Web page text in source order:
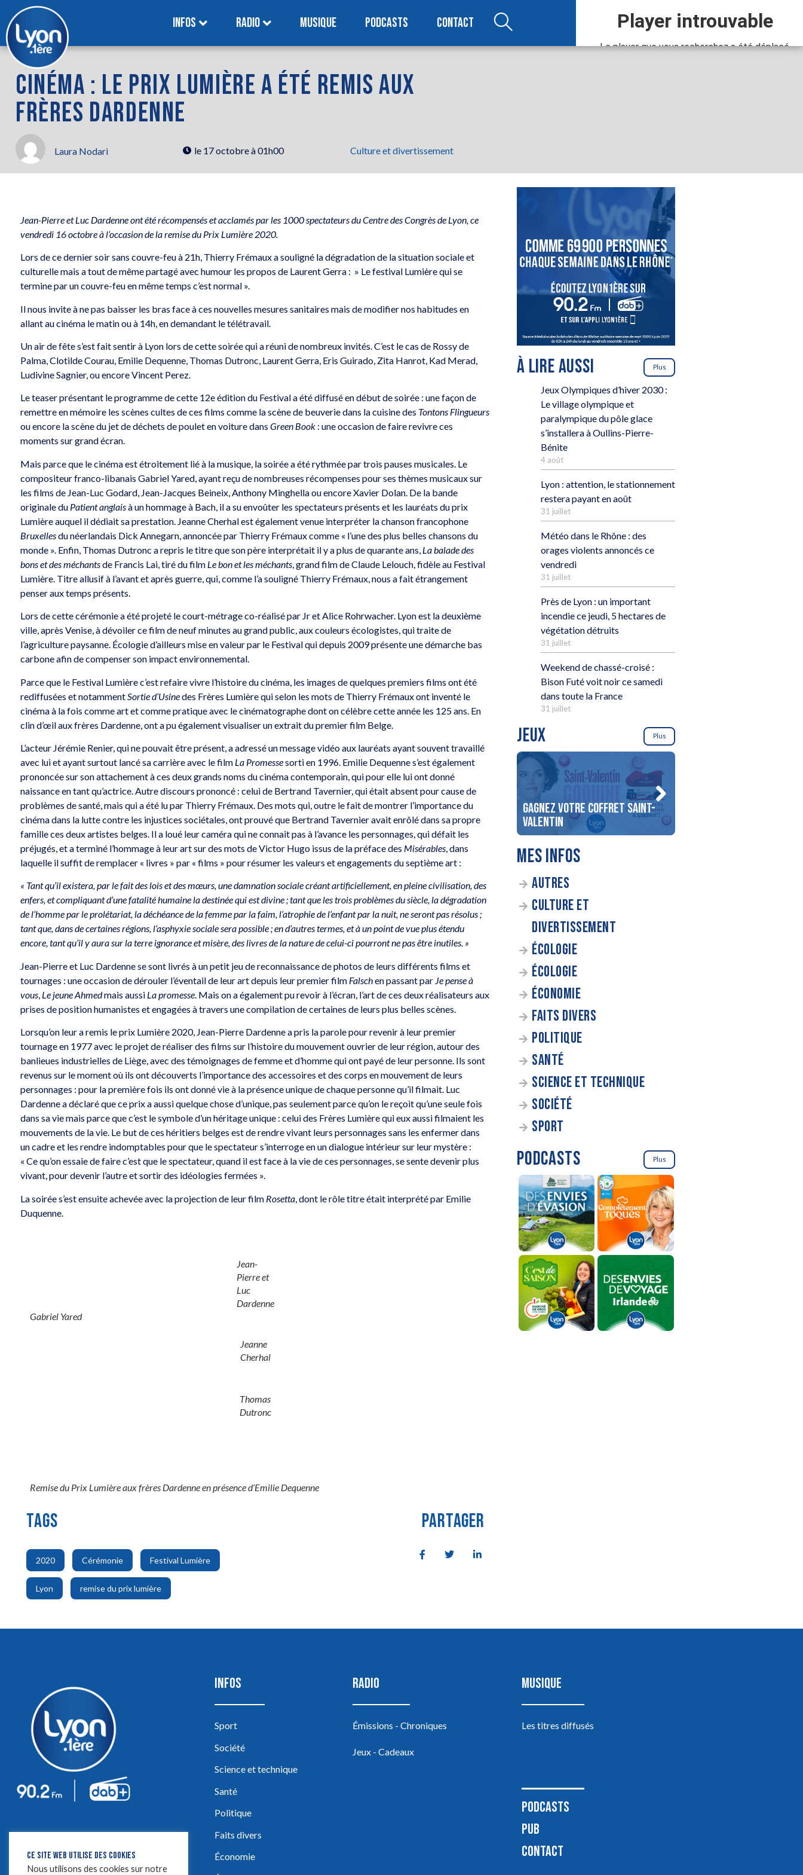
INFOS RADIO MUSIQUE PODCASTS CONTACT
CINÉMA : LE PRIX LUMIÈRE A ÉTÉ REMIS AUX
FRÈRES DARDENNE
Laura Nodari le 17 octobre à 01h00 Culture et divertissement
Jean-Pierre et Luc Dardenne ont été récompensés et acclamés par les 1000 spectateurs du Centre des Congrès de Lyon, ce
vendredi 16 octobre à l’occasion de la remise du Prix Lumière 2020.
Lors de ce dernier soir sans couvre-feu à 21h, Thierry Frémaux a souligné la dégradation de la situation sociale et
culturelle mais a tout de même partagé avec humour les propos de Laurent Gerra : » Le festival Lumière qui se
termine par un couvre-feu en même temps c’est normal ».
Il nous invite à ne pas baisser les bras face à ces nouvelles mesures sanitaires mais de modifier nos habitudes en
allant au cinéma le matin ou à 14h, en demandant le télétravail.
Un air de fête s’est fait sentir à Lyon lors de cette soirée qui a réuni de nombreux invités. C’est le cas de Rossy de
Palma, Clotilde Courau, Emilie Dequenne, Thomas Dutronc, Laurent Gerra, Eris Guirado, Zita Hanrot, Kad Merad,
Ludivine Sagnier, ou encore Vincent Perez.
Le teaser présentant le programme de cette 12e édition du Festival a été diffusé en début de soirée : une façon de
remettre en mémoire les scènes cultes de ces films comme la scène de beuverie dans la cuisine des Tontons Flingueurs
ou encore la scène du jet de déchets de poulet en voiture dansGreen Book : une occasion de faire revivre ces
moments sur grand écran.
Mais parce que le cinéma est étroitement lié à la musique, la soirée a été rythmée par trois pauses musicales. Le
compositeur franco-libanais Gabriel Yared, ayant reçu de nombreuses récompenses pour ses thèmes musicaux sur
les films de Jean-Luc Godard, Jean-Jacques Beineix, Anthony Minghella ou encore Xavier Dolan. De la bande
originale du Patient anglaisà un hommage à Bach, il a su envoûter les spectateurs présents et les lauréats du prix
Lumière auquel il dédiait sa prestation. Jeanne Cherhal est également venue interpréter la chanson francophone
Bruxellesdu néerlandais Dick Annegarn, annoncée par Thierry Frémaux comme « l’une des plus belles chansons du
monde ». Enfin, Thomas Dutronc a repris le titre que son père interprétait il y a plus de quarante ans, La balade des
bons et des méchantsde Francis Lai, tiré du film Le bon et les méchants, grand film de Claude Lelouch, fidèle au Festival
Lumière. Titre allusif à l’avant et après guerre, qui, comme l’a souligné Thierry Frémaux, nous a fait étrangement
penser aux temps présents.
Lors de cette cérémonie a été projeté le court-métrage co-réalisé par Jr et Alice Rohrwacher. Lyon est la deuxième
ville, après Venise, à dévoiler ce film de neuf minutes au grand public, aux couleurs écologistes, qui traite de
l’agriculture paysanne. Écologie d’ailleurs mise en valeur par le Festival qui depuis 2009 présente une démarche bas
carbone afin de compenser son impact environnemental.
Parce que le Festival Lumière c’est refaire vivre l’histoire du cinéma, les images de quelques premiers films ont été
rediffusées et notamment Sortie d’Usinedes Frères Lumière qui selon les mots de Thierry Frémaux ont inventé le
cinéma à la fois comme art et comme pratique avec le cinématographe dont on célèbre cette année les 125 ans. En
clin d’œil aux frères Dardenne, ont a pu également visualiser un extrait du premier film Belge.
L’acteur Jérémie Renier, qui ne pouvait être présent, a adressé un message vidéo aux lauréats ayant souvent travaillé
avec lui et ayant surtout lancé sa carrière avec le film La Promessesorti en 1996. Emilie Dequenne s’est également
prononcée sur son attachement à ces deux grands noms du cinéma contemporain, qui pour elle lui ont donné
naissance en tant qu’actrice. Autre discours prononcé : celui de Bertrand Tavernier, qui était absent pour cause de
problèmes de santé, mais qui a été lu par Thierry Frémaux. Des mots qui, outre le fait de montrer l’importance du
cinéma dans la lutte contre les injustices sociétales, ont prouvé que Bertrand Tavernier avait enrôlé dans sa propre
famille ces deux artistes belges. Il a loué leur caméra qui ne connait pas à l’avance les personnages, qui défait les
préjugés, et a terminé l’hommage à leur art sur des mots de Victor Hugo issus de la préface des Misérables, dans
laquelle il suffit de remplacer « livres » par « films » pour résumer les valeurs et engagements du septième art :
« Tant qu’il existera, par le fait des lois et des mœurs, une damnation sociale créant artificiellement, en pleine civilisation, des
enfers, et compliquant d’une fatalité humaine la destinée qui est divine ; tant que les trois problèmes du siècle, la dégradation
de l’homme par le prolétariat, la déchéance de la femme par la faim, l’atrophie de l’enfant par la nuit, ne seront pas résolus ;
tant que, dans de certaines régions, l’asphyxie sociale sera possible ; en d’autres termes, et à un point de vue plus étendu
encore, tant qu’il y aura sur la terre ignorance et misère, des livres de la nature de celui-ci pourront ne pas être inutiles. »
Jean-Pierre et Luc Dardenne se sont livrés à un petit jeu de reconnaissance de photos de leurs différents films et
tournages : une occasion de dérouler l’éventail de leur art depuis leur premier film Falschen passant par Je pense à
vous Le jeune Ahmedmais aussi La promesse . Mais on a également pu revoir à l’écran, l’art de ces deux réalisateurs aux
prises de position humanistes et engagées à travers une compilation de certaines de leurs plus belles scènes.
Lorsqu’on leur a remis le prix Lumière 2020, Jean-Pierre Dardenne a pris la parole pour revenir à leur premier
tournage en 1977 avec le projet de réaliser des films sur l’histoire du mouvement ouvrier de leur région, autour des
banlieues industrielles de Liège, avec des témoignages de femme et d’homme qui ont payé de leur personne. Ils sont
revenus sur le moment où ils ont découverts l’importance des accessoires et des corps en mouvement de leurs
personnages : pour la première fois ils ont donné vie à la présence unique de chaque personne qu’il filmait. Luc
Dardenne a déclaré que ce prix a aussi quelque chose d’unique, pas seulement parce qu’on le reçoit qu’une seule fois
dans sa vie mais parce que c’est le symbole d’un héritage unique : celui des Frères Lumière qui eux aussi filmaient les
mouvements de la vie. Le but de ces héritiers belges est de rendre vivant leurs personnages sans les enfermer dans
un cadre et les rendre indomptables pour que le spectateur s’interroge en un dialogue intérieur sur leur mystère :
« Ce qu’on essaie de faire c’est que le spectateur, quand il est face à la vie de ces personnages, se sente devenir plus
vivant, pour devenir l’autre et sortir des idéologies fermées ».
La soirée s’est ensuite achevée avec la projection de leur film Rosetta , dont le rôle titre était interprété par Emilie
Duquenne.
Jean-
Pierre et
Luc
Dardenne
Gabriel Yared
Jeanne
Cherhal
Thomas
Dutronc
Remise du Prix Lumière aux frères Dardenne en présence d’Emilie Dequenne
TAGS
2020
,
Cérémonie
,
Festival Lumière
Lyon
,
remise du prix lumière
PARTAGER
À LIRE AUSSI Plus
Jeux Olympiques d’hiver 2030 :
Le village olympique et
paralympique du pôle glace
s’installera à Oullins-Pierre-
Bénite
4 août
Lyon : attention, le stationnement
restera payant en août
31 juillet
Météo dans le Rhône : des
orages violents annoncés ce
vendredi
31 juillet
Près de Lyon : un important
incendie ce jeudi, 5 hectares de
végétation détruits
31 juillet
Weekend de chassé-croisé :
Bison Futé voit noir ce samedi
dans toute la France
31 juillet
JEUX Plus
Gagnez vos places pour un
spectacle d’humour à Lyon
Gagnez vos entrées au Safari
de Peaugres
Gagnez votre places pour le
concert de So Floyd
Gagnez votre coffret Saint-
Valentin
MES INFOS
AUTRES
CULTURE ET
DIVERTISSEMENT
ÉCOLOGIE
ÉCOLOGIE
ÉCONOMIE
FAITS DIVERS
POLITIQUE
SANTÉ
SCIENCE ET TECHNIQUE
SOCIÉTÉ
SPORT
PODCASTS Plus
INFOS
Sport
Société
Science et technique
Santé
Politique
Faits divers
Économie
RADIO
Émissions - Chroniques
Jeux - Cadeaux
MUSIQUE
Les titres diffusés
PODCASTS
PUB
CONTACT
CE SITE WEB UTILISE DES COOKIES
Nous utilisons des cookies sur notre